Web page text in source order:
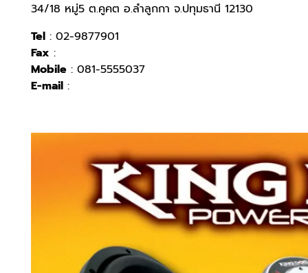
34/18 หมู่5 ต.คูคต อ.ลำลูกกา จ.ปทุมธานี 12130
Tel: 02-9877901
Fax :
Mobile: 081-5555037
E-mail: